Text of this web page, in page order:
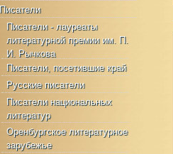
Писатели
Писатели - лауреаты
литературной премии им. П.
И. Рычкова
Писатели, посетившие край
Русские писатели
Писатели национальных
литератур
Оренбургское литературное
зарубежье